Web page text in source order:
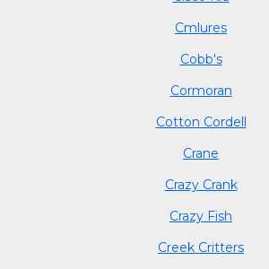
Cmlures
Cobb's
Cormoran
Cotton Cordell
Crane
Crazy Crank
Crazy Fish
Creek Critters